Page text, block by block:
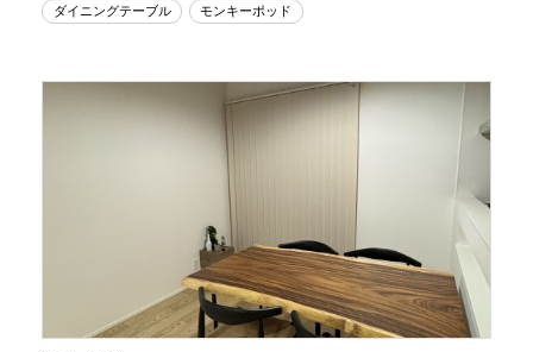
ダイニングテーブル モンキーポッド